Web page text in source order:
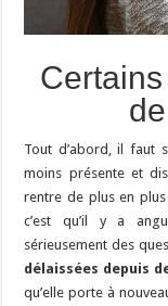
Tout d’abord, il faut
moins présente et
rentre de plus en
c’est qu’il y a
sérieusement des
délaissées depuis
qu’elle porte à